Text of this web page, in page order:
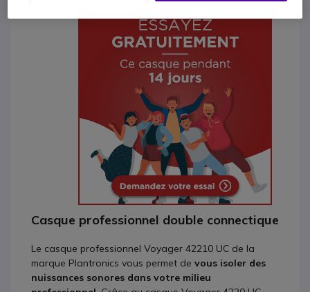
Casque professionnel double connectique
Le casque professionnel Voyager 42210 UC de la
marque Plantronics vous permet de vous isoler des
nuissances sonores dans votre milieu